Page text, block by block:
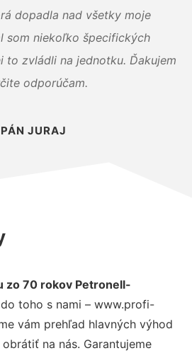
dopadla nad všetky moje
som niekoľko špecifických
to zvládli na jednotku. Ďakujem
odporúčam.
PÁN JURAJ
zo 70 rokov Petronell-
toho s nami – www.profi-
vám prehľad hlavných výhod
na nás. Garantujeme